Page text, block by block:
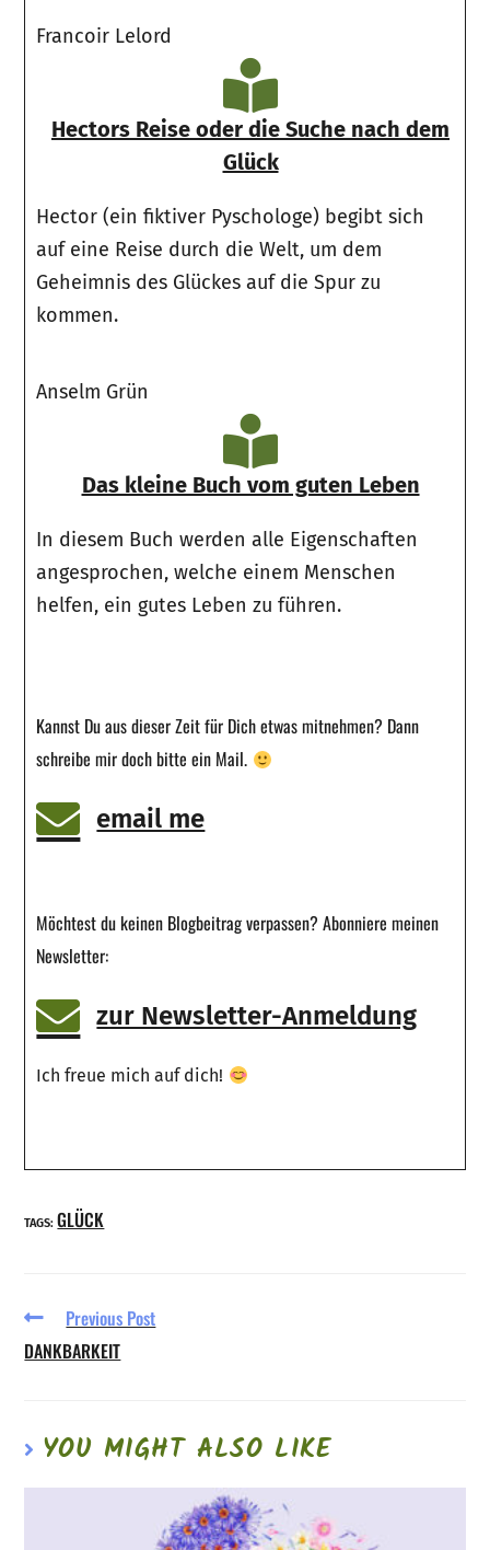
Francoir Lelord
Hectors Reise oder die Suche nach dem
Glück
Hector (ein fiktiver Pyschologe) begibt sich
auf eine Reise durch die Welt, um dem
Geheimnis des Glückes auf die Spur zu
kommen.
Anselm Grün
Das kleine Buch vom guten Leben
In diesem Buch werden alle Eigenschaften
angesprochen, welche einem Menschen
helfen, ein gutes Leben zu führen.
Kannst Du aus dieser Zeit für Dich etwas mitnehmen? Dann
schreibe mir doch bitte ein Mail.
email me
Möchtest du keinen Blogbeitrag verpassen? Abonniere meinen
Newsletter:
zur Newsletter-Anmeldung
Ich freue mich auf dich!
TAGS:GLÜCK
Previous Post
DANKBARKEIT
YOU MIGHT ALSO LIKE